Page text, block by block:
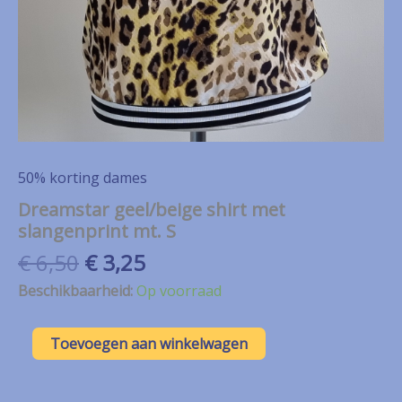
50% korting dames
Dreamstar geel/beige shirt met
slangenprint mt. S
€6,50 Oorspronkelijke
prijs
€ 6,50.
€3,25Huidige
prijs
is:
€ 3,25.
Beschikbaarheid:Op voorraad
Dreamstar
geel/beigeToevoegen aan winkelwagen